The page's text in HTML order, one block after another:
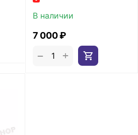
В наличии
7 000₽
+
−